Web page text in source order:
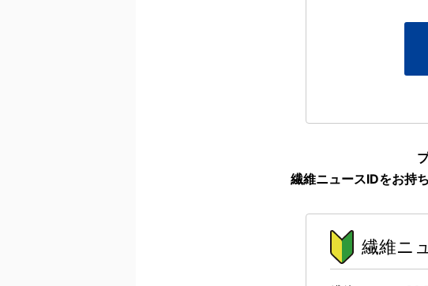
繊維ニュースIDをお持
繊維ニ